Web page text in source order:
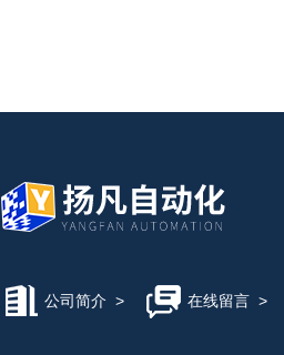
公司简介 > 在线留言>